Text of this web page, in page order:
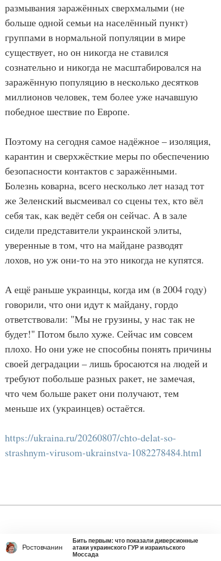
Ростовчанин
Бить первым: что показали диверсионные
атаки украинского ГУР и израильского
Моссада
размывания заражённых сверхмалыми (не
больше одной семьи на населённый пункт)
группами в нормальной популяции в мире
существует, но он никогда не ставился
сознательно и никогда не масштабировался на
заражённую популяцию в несколько десятков
миллионов человек, тем более уже начавшую
победное шествие по Европе.
Поэтому на сегодня самое надёжное – изоляция,
карантин и сверхжёсткие меры по обеспечению
безопасности контактов с заражёнными.
Болезнь коварна, всего несколько лет назад тот
же Зеленский высмеивал со сцены тех, кто вёл
себя так, как ведёт себя он сейчас. А в зале
сидели представители украинской элиты,
уверенные в том, что на майдане разводят
лохов, но уж они-то на это никогда не купятся.
А ещё раньше украинцы, когда им (в 2004 году)
говорили, что они идут к майдану, гордо
ответствовали: "Мы не грузины, у нас так не
будет!" Потом было хуже. Сейчас им совсем
плохо. Но они уже не способны понять причины
своей деградации – лишь бросаются на людей и
требуют побольше разных ракет, не замечая,
что чем больше ракет они получают, тем
меньше их (украинцев) остаётся.
https://ukraina.ru/20260807/chto-delat-so-
strashnym-virusom-ukrainstva-1082278484.html
Обсудить